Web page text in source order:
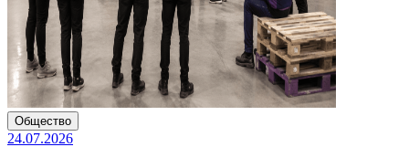
Общество
24.07.2026